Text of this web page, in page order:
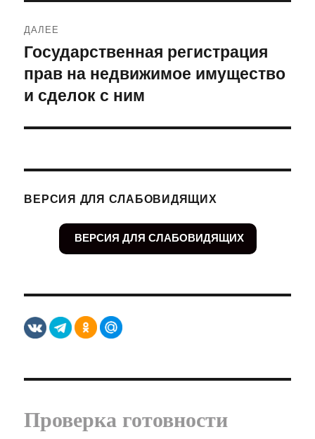
ДАЛЕЕ
Следующая
запись:
Государственная регистрация
прав на недвижимое имущество
и сделок с ним
ВЕРСИЯ ДЛЯ СЛАБОВИДЯЩИХ
ВЕРСИЯ ДЛЯ СЛАБОВИДЯЩИХ
Проверка готовности